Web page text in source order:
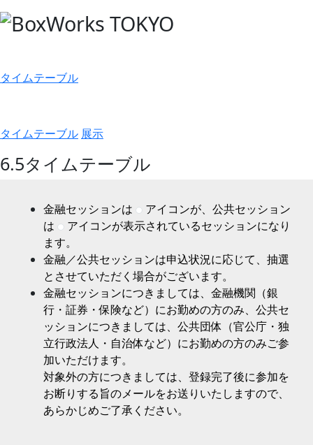
タイムテーブル
タイムテーブル 展示
6.5タイムテーブル
金融セッションは
アイコンが、公共セッション
は
アイコンが表示されているセッションになり
ます。
金融／公共セッションは申込状況に応じて、抽選
とさせていただく場合がございます。
金融セッションにつきましては、金融機関（銀
行・証券・保険など）にお勤めの方のみ、公共セ
ッションにつきましては、公共団体（官公庁・独
立行政法人・自治体など）にお勤めの方のみご参
加いただけます。
対象外の方につきましては、登録完了後に参加を
お断りする旨のメールをお送りいたしますので、
あらかじめご了承ください。